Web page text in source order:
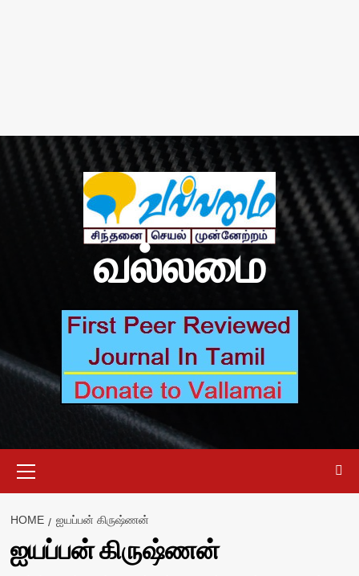
வல்லமை
Menu
HOME ஐயப்பன் கிருஷ்ணன்
ஐயப்பன் கிருஷ்ணன்